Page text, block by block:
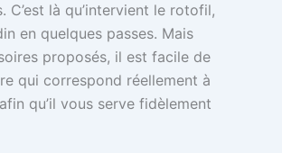
là qu’intervient le rotofil,
en quelques passes. Mais
proposés, il est facile de
qui correspond réellement à
qu’il vous serve fidèlement